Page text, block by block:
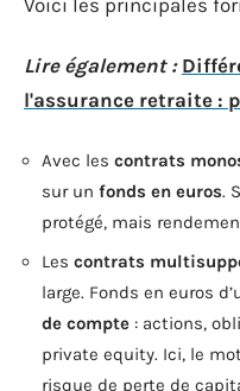
Lire également :
l'assurance retraite :
Avec les contrats
sur un fonds en euros.
protégé, mais
Les contrats
large. Fonds en euros
de compte : actions,
private equity. Ici, le
risque de perte de